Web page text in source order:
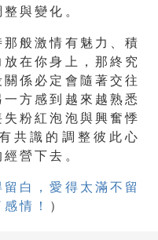
與變化。
般激情有魅力、積
在你身上，那終究
係必定會隨著交往
方感到越來越熟悉
粉紅泡泡與興奮悸
共識的調整彼此心
營下去。
白，愛得太滿不留
情！ ）